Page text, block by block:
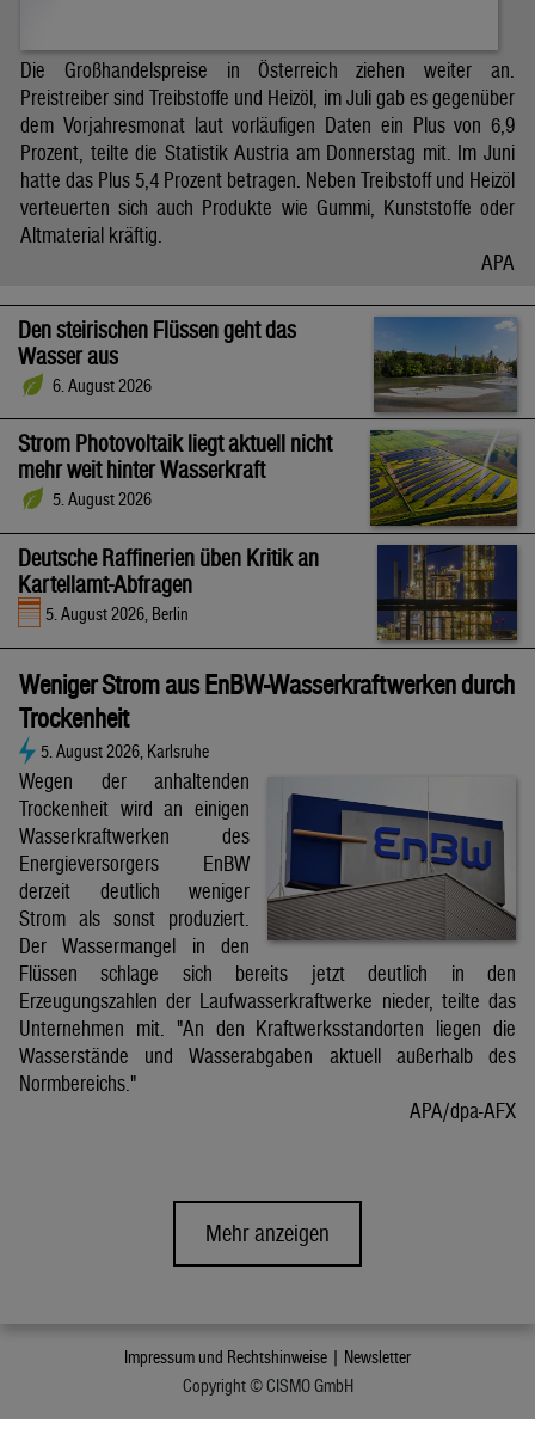
Die Großhandelspreise in Österreich ziehen weiter an.
Preistreiber sind Treibstoffe und Heizöl, im Juli gab es gegenüber
dem Vorjahresmonat laut vorläufigen Daten ein Plus von 6,9
Prozent, teilte die Statistik Austria am Donnerstag mit. Im Juni
hatte das Plus 5,4 Prozent betragen. Neben Treibstoff und Heizöl
verteuerten sich auch Produkte wie Gummi, Kunststoffe oder
Altmaterial kräftig.
APA
Den steirischen Flüssen geht das
Wasser aus
6. August 2026
Strom Photovoltaik liegt aktuell nicht
mehr weit hinter Wasserkraft
5. August 2026
Deutsche Raffinerien üben Kritik an
Kartellamt-Abfragen
5. August 2026, Berlin
Weniger Strom aus EnBW-Wasserkraftwerken durch
Trockenheit
5. August 2026, Karlsruhe
Wegen der anhaltenden
Trockenheit wird an einigen
Wasserkraftwerken des
Energieversorgers EnBW
derzeit deutlich weniger
Strom als sonst produziert.
Der Wassermangel in den
Flüssen schlage sich bereits jetzt deutlich in den
Erzeugungszahlen der Laufwasserkraftwerke nieder, teilte das
Unternehmen mit. "An den Kraftwerksstandorten liegen die
Wasserstände und Wasserabgaben aktuell außerhalb des
Normbereichs."
APA/dpa-AFX
Mehr anzeigen
Impressum und Rechtshinweise | Newsletter
Copyright © CISMO GmbH